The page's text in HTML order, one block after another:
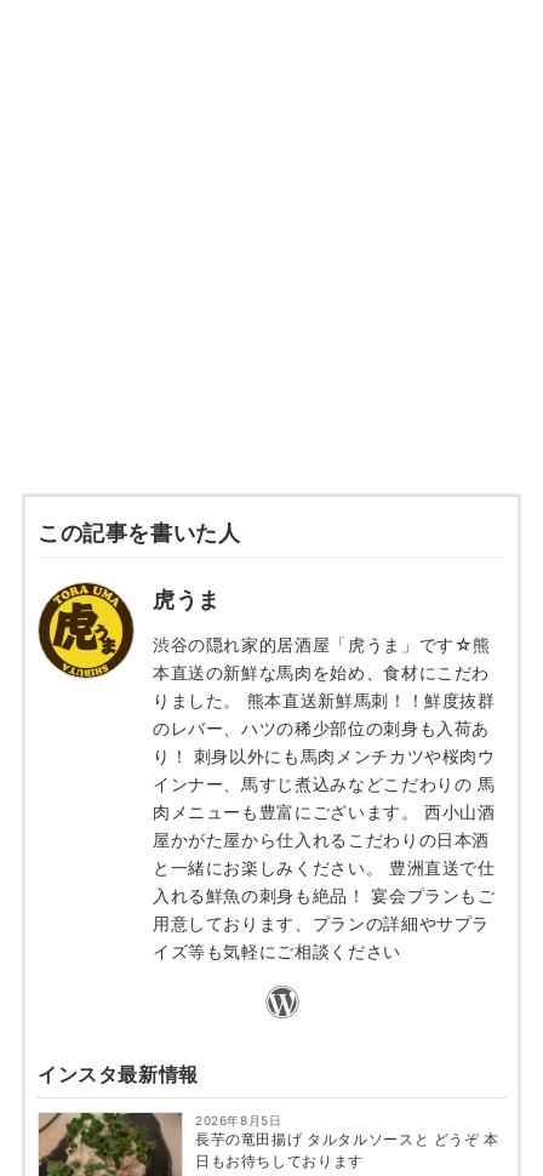
この記事を書いた人
虎うま
渋谷の隠れ家的居酒屋「虎うま」です☆熊
本直送の新鮮な馬肉を始め、食材にこだわ
りました。 熊本直送新鮮馬刺！！鮮度抜群
のレバー、ハツの稀少部位の刺身も入荷あ
り！ 刺身以外にも馬肉メンチカツや桜肉ウ
インナー、馬すじ煮込みなどこだわりの 馬
肉メニューも豊富にございます。 西小山酒
屋かがた屋から仕入れるこだわりの日本酒
と一緒にお楽しみください。 豊洲直送で仕
入れる鮮魚の刺身も絶品！ 宴会プランもご
用意しております、プランの詳細やサプラ
イズ等も気軽にご相談ください
インスタ最新情報
2026年8月5日
長芋の竜田揚げ タルタルソースと どうぞ 本
日もお待ちしております